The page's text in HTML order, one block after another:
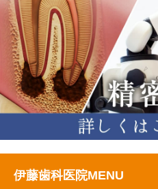
伊藤歯科医院MENU